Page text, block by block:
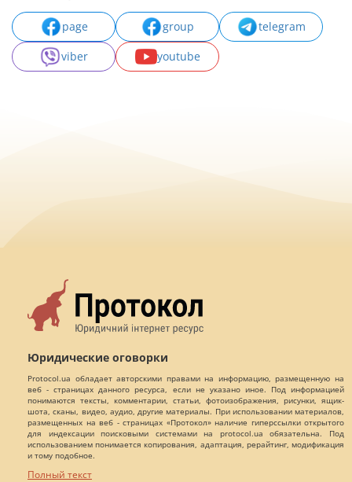
page group
telegram
viber
youtube
Юридические оговорки
Protocol.ua обладает авторскими правами на информацию, размещенную на
веб - страницах данного ресурса, если не указано иное. Под информацией
понимаются тексты, комментарии, статьи, фотоизображения, рисунки, ящик-
шота, сканы, видео, аудио, другие материалы. При использовании материалов,
размещенных на веб - страницах «Протокол» наличие гиперссылки открытого
для индексации поисковыми системами на protocol.ua обязательна. Под
использованием понимается копирования, адаптация, рерайтинг, модификация
и тому подобное.
Полный текст